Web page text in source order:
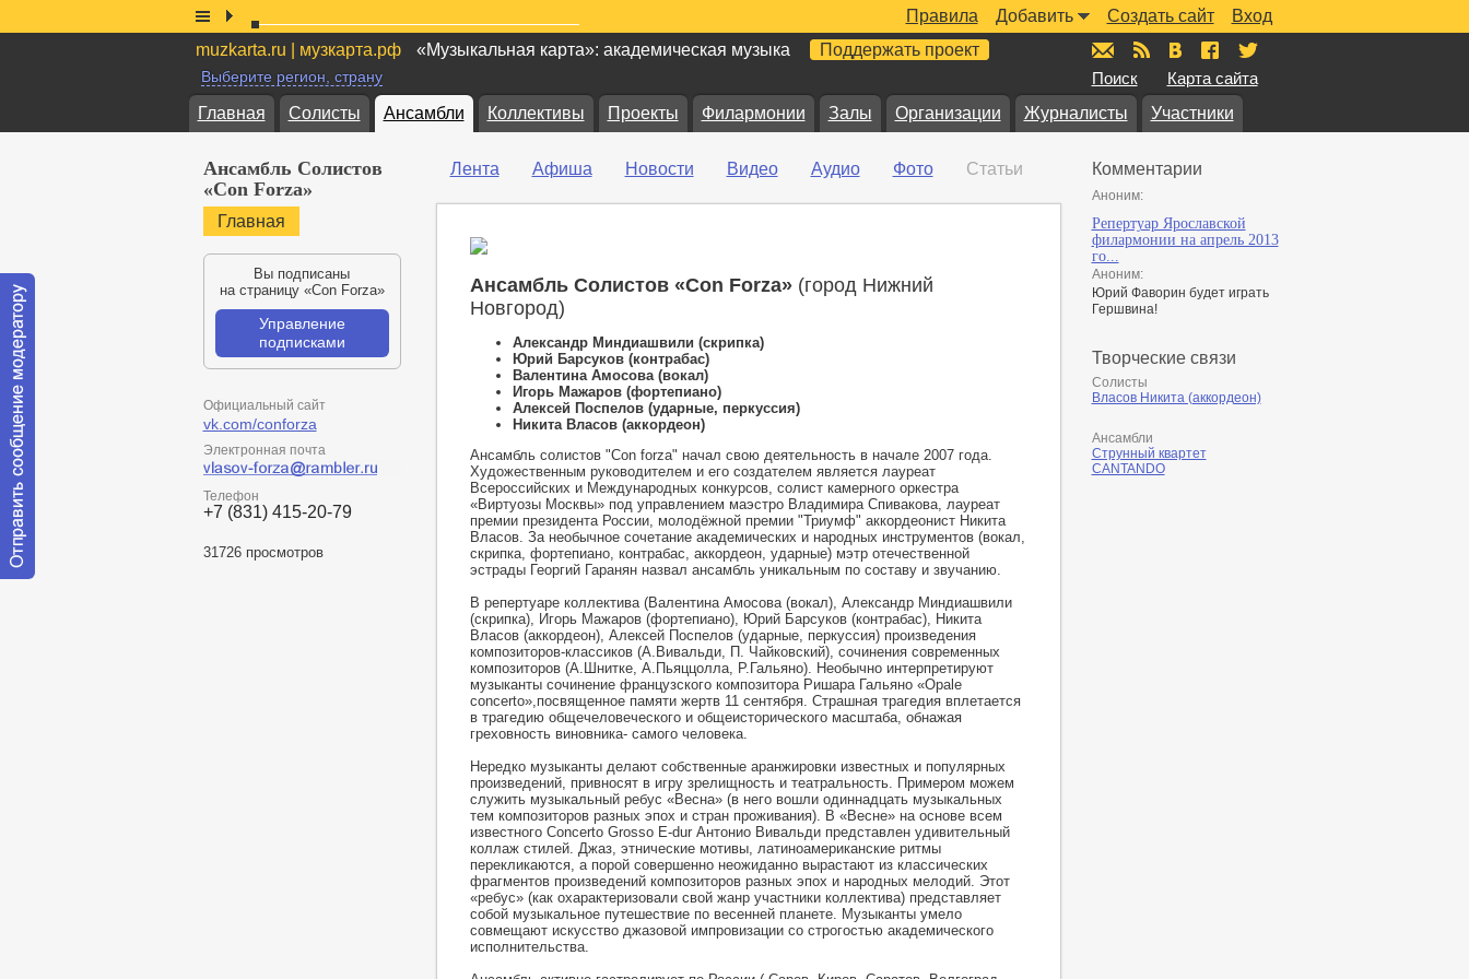
Вход
Создать сайт
Добавить
Правила
muzkarta.ru | музкарта.рф
«Музыкальная карта»: академическая музыка Поддержать проект
Выберите регион, страну Поиск Карта сайта
Главная Солисты Ансамбли Коллективы Проекты Филармонии Залы Организации Журналисты Участники
Ансамбль Солистов
«Con Forza»
Главная
Вы подписаны
на страницу «Con Forza»
Управление
подписками
Официальный сайт
vk.com/conforza
Электронная почта
Телефон
+7 (831) 415-20-79
31726 просмотров
Лента Афиша Новости Видео Аудио Фото Статьи
Ансамбль Солистов «Con Forza» (город Нижний
Новгород)
Александр Миндиашвили (скрипка)
Юрий Барсуков (контрабас)
Валентина Амосова (вокал)
Игорь Мажаров (фортепиано)
Алексей Поспелов (ударные, перкуссия)
Никита Власов (аккордеон)
Ансамбль солистов "Con forza" начал свою деятельность в начале 2007 года.
Художественным руководителем и его создателем является лауреат
Всероссийских и Международных конкурсов, солист камерного оркестра
«Виртуозы Москвы» под управлением маэстро Владимира Спивакова, лауреат
премии президента России, молодёжной премии "Триумф" аккордеонист Никита
Власов. За необычное сочетание академических и народных инструментов (вокал,
скрипка, фортепиано, контрабас, аккордеон, ударные) мэтр отечественной
эстрады Георгий Гаранян назвал ансамбль уникальным по составу и звучанию.
В репертуаре коллектива (Валентина Амосова (вокал), Александр Миндиашвили
(скрипка), Игорь Мажаров (фортепиано), Юрий Барсуков (контрабас), Никита
Власов (аккордеон), Алексей Поспелов (ударные, перкуссия) произведения
композиторов-классиков (А.Вивальди, П. Чайковский), сочинения современных
композиторов (А.Шнитке, А.Пьяццолла, Р.Гальяно). Необычно интерпретируют
музыканты сочинение французского композитора Ришара Гальяно «Opale
concerto»,посвященное памяти жертв 11 сентября. Страшная трагедия вплетается
в трагедию общечеловеческого и общеисторического масштаба, обнажая
греховность виновника- самого человека.
Нередко музыканты делают собственные аранжировки известных и популярных
произведений, привносят в игру зрелищность и театральность. Примером можем
служить музыкальный ребус «Весна» (в него вошли одиннадцать музыкальных
тем композиторов разных эпох и стран проживания). В «Весне» на основе всем
известного Concerto Grosso E-dur Антонио Вивальди представлен удивительный
коллаж стилей. Джаз, этнические мотивы, латиноамериканские ритмы
перекликаются, а порой совершенно неожиданно вырастают из классических
фрагментов произведений композиторов разных эпох и народных мелодий. Этот
«ребус» (как охарактеризовали свой жанр участники коллектива) представляет
собой музыкальное путешествие по весенней планете. Музыканты умело
совмещают искусство джазовой импровизации со строгостью академического
исполнительства.
Комментарии
Аноним:
Репертуар Ярославской
филармонии на апрель 2013
го...
Аноним:
Юрий Фаворин будет играть
Гершвина!
Творческие связи
Солисты
Власов Никита (аккордеон)
Ансамбли
Струнный квартет
CANTANDO